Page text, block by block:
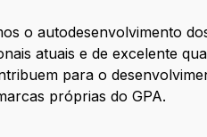
o autodesenvolvimento
atuais e de excelente
para o
próprias do GPA.